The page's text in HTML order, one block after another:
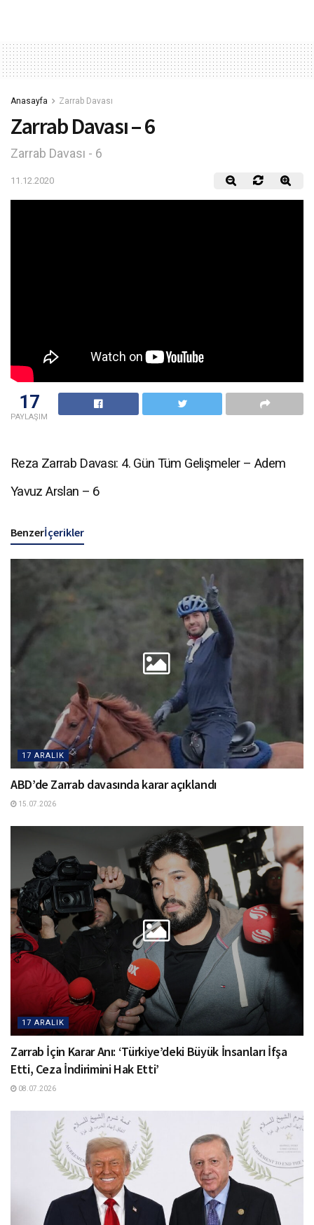
Anasayfa Zarrab Davası
Zarrab Davası – 6
Zarrab Davası - 6
11.12.2020
17
PAYLAŞIM
Reza Zarrab Davası: 4. Gün Tüm Gelişmeler – Adem
Yavuz Arslan – 6
Benzerİçerikler
17 ARALIK
ABD’de Zarrab davasında karar açıklandı
15.07.2026
17 ARALIK
Zarrab İçin Karar Anı: ‘Türkiye’deki Büyük İnsanları İfşa
Etti, Ceza İndirimini Hak Etti’
08.07.2026